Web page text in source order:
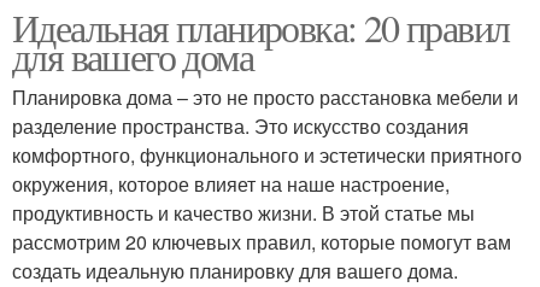
Идеальная планировка: 20 правил
для вашего дома
Планировка дома – это не просто расстановка мебели и
разделение пространства. Это искусство создания
комфортного, функционального и эстетически приятного
окружения, которое влияет на наше настроение,
продуктивность и качество жизни. В этой статье мы
рассмотрим 20 ключевых правил, которые помогут вам
создать идеальную планировку для вашего дома.